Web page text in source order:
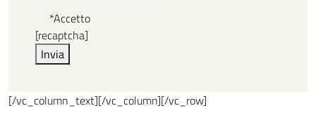
*Accetto
[recaptcha]
[/vc_column_text][/vc_column][/vc_row]